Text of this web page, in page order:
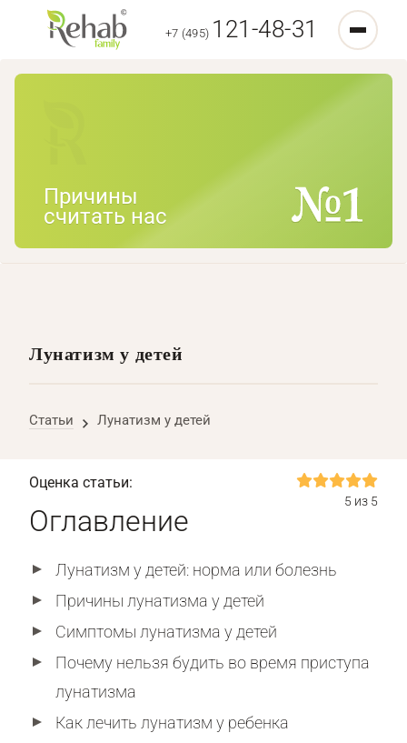
+7 (495) 121-48-31
Причины
считать нас
Лунатизм у детей
Статьи Лунатизм у детей
Оценка статьи:
5 из 5
Оглавление
Лунатизм у детей: норма или болезнь
Причины лунатизма у детей
Симптомы лунатизма у детей
Почему нельзя будить во время приступа
лунатизма
Как лечить лунатизм у ребенка